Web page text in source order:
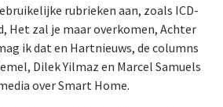
rubrieken aan, zoals ICD-
Het zal je maar overkomen, Achter
ik dat en Hartnieuws, de columns
Dilek Yilmaz en Marcel Samuels
over Smart Home.